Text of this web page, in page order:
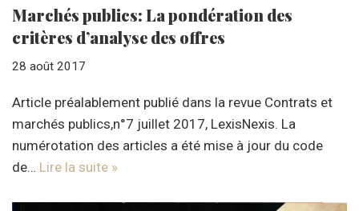
Marchés publics: La pondération des
critères d’analyse des offres
28 août 2017
Article préalablement publié dans la revue Contrats et
marchés publics,n°7 juillet 2017, LexisNexis. La
numérotation des articles a été mise à jour du code
de… Lire la suite »